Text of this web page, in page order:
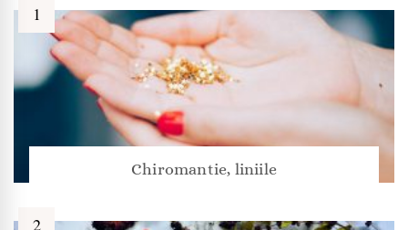
Chiromantie, liniile